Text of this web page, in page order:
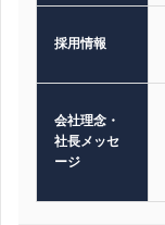
採用情報
会社理念・
社長メッセ
ージ